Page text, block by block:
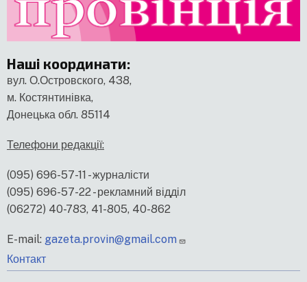
Наші координати:
вул. О.Островского, 438,
м. Костянтинівка,
Донецька обл. 85114
Телефони редакції:
(095) 696-57-11 - журналісти
(095) 696-57-22 - рекламний відділ
(06272) 40-783, 41-805, 40-862
E-mail: gazeta.provin@gmail.com
меню
Контакт